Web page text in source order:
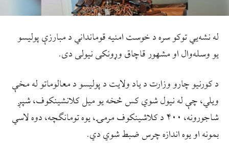
له نشه‌يي توکو سره د خوست امنيه قومانداني د مبارزې پوليسو
يو وسله‌وال او مشهور قاچاق وړونکی نيولی دی.
د کورنيو چارو وزارت د ياد ولايت د پوليسو د معالوماتو له مخې
ويلي، چې له نيول شوي کس څخه يو ميل کلانشينکوف، شپږ
شاجورونه، ۴۰۰ د کلاشينکوف مرمۍ، يوه تومانګچه، دوه لاسي
بمونه او يوه اندازه چرس ضبط شوي دي.